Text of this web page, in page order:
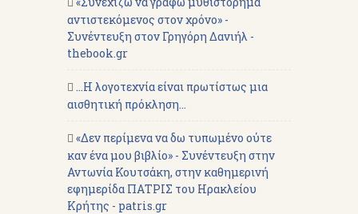
αντιστεκόμενος στον χρόνο» -
Συνέντευξη στον Γρηγόρη Δανιήλ -
thebook.gr
...Η λογοτεχνία είναι πρωτίστως μια
αισθητική πρόκληση...
«Δεν περίμενα να δω τυπωμένο ούτε
καν ένα μου βιβλίο» - Συνέντευξη στην
Αντωνία Κουτσάκη, στην καθημερινή
εφημερίδα ΠΑΤΡΙΣ του Ηρακλείου
Κρήτης - patris.gr